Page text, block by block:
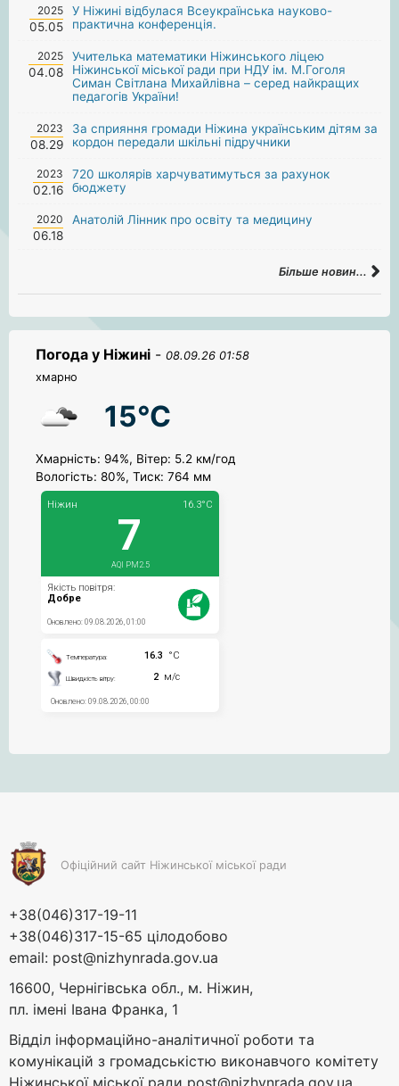
2025
05.05
У Ніжині відбулася Всеукраїнська науково-
практична конференція.
2025
04.08
Учителька математики Ніжинського ліцею
Ніжинської міської ради при НДУ ім. М.Гоголя
Симан Світлана Михайлівна – серед найкращих
педагогів України!
2023
08.29
За сприяння громади Ніжина українським дітям за
кордон передали шкільні підручники
2023
02.16
720 школярів харчуватимуться за рахунок
бюджету
2020
06.18
Анатолій Лінник про освіту та медицину
Більше новин...
Погода у Ніжині - 08.09.26 01:58
хмарно
15°C
Хмарність: 94%, Вітер: 5.2 км/год
Вологість: 80%, Тиск: 764 мм
Офіційний сайт Ніжинської міської ради
+38(046)317-19-11
+38(046)317-15-65 цілодобово
email: post@nizhynrada.gov.ua
16600, Чернігівська обл., м. Ніжин,
пл. імені Івана Франка, 1
Відділ інформаційно-аналітичної роботи та
комунікацій з громадськістю виконавчого комітету
Ніжинської міської ради post@nizhynrada.gov.ua